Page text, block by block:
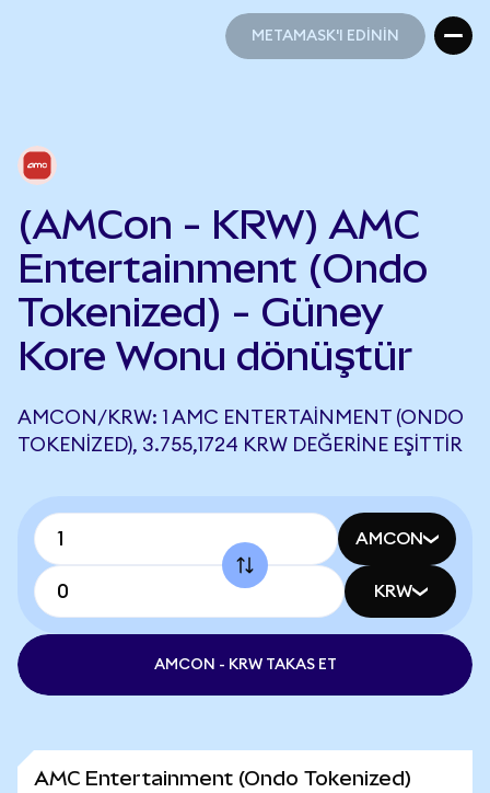
METAMASK'I EDİNİN
(AMCon - KRW) AMC
Entertainment (Ondo
Tokenized) - Güney
Kore Wonu dönüştür
AMCON/KRW: 1 AMC ENTERTAINMENT (ONDO
TOKENIZED), 3.755,1724 KRW DEĞERINE EŞITTIR
AMCON
KRW
AMCON - KRW TAKAS ET
AMC Entertainment (Ondo Tokenized)